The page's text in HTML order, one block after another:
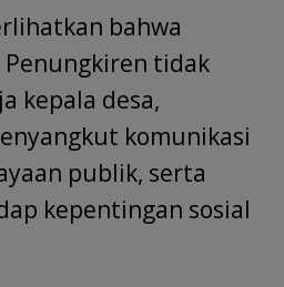
bahwa
Penungkiren tidak
kepala desa,
komunikasi
publik, serta
kepentingan sosial